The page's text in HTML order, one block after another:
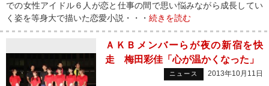
での女性アイドル６人が恋と仕事の間で思い悩みながら成長してい
く姿を等身大で描いた恋愛小説・・・ 続きを読む
ＡＫＢメンバーらが夜の新宿を快
走 梅田彩佳「心が温かくなった」
ニュース 2013年10月11日